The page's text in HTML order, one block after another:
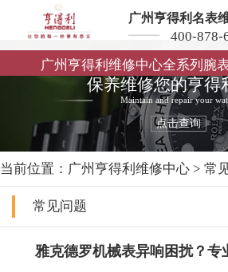
广州亨得利名表
400-878-
广州亨得利维修中心全系列腕
保养维修您的亨得
Maintain and repair your
点击查询
当前位置： 广州亨得利维修中心 > 常
常见问题
雅克德罗机械表异响困扰？专